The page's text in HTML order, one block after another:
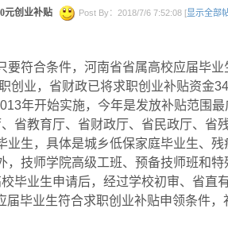
元创业补贴 Post By：2018/7/6 7:52:08 [显示全部
要符合条件，河南省省属高校应届毕
创业，省财政已将求职创业补贴资金
年开始实施，今年是发放补贴范围
省教育厅、省财政厅、省民政厅、
业生，具体是城乡低保家庭毕业生、
，技师学院高级工班、预备技师班和
毕业生申请后，经过学校初审、省
届毕业生符合求职创业补贴申领条件